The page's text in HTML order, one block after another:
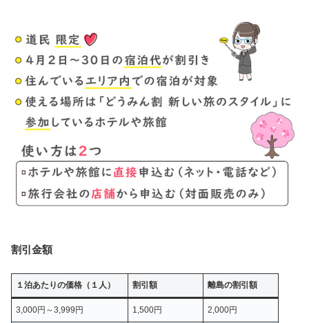
割引金額
１泊あたりの価格（１人） 割引額 離島の割引額
3,000円～3,999円 1,500円 2,000円